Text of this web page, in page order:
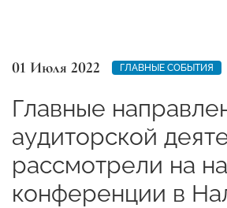
01 Июля 2022 ГЛАВНЫЕ СОБЫТИЯ
Главные
аудиторской
рассмотрели на
конференции в